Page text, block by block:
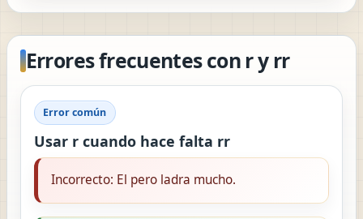
Errores frecuentes con r y rr
Error común
Usar r cuando hace falta rr
Incorrecto: El pero ladra mucho.